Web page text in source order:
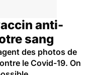
anti-
sang
des photos de
le Covid-19. On